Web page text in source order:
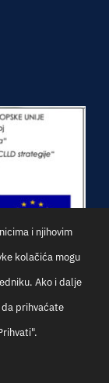
Web Art
i njihovim
kolačića mogu
Ako i dalje
prihvaćate